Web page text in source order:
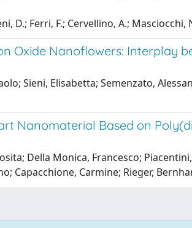
D.; Ferri, F.; Cervellino, A.; Masciocchi,
Oxide Nanoflowers: Interplay
Sieni, Elisabetta; Semenzato,
Nanomaterial Based on
Della Monica, Francesco;
Capacchione, Carmine; Rieger,